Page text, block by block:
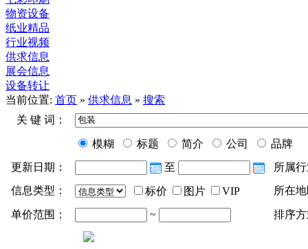
物资设备
纸业精品
行业视频
供求信息
展会信息
设备转让
当前位置: 首页 » 供求信息 » 搜索
关 键 词：
模糊 标题 简介 公司
品牌
更新日期：
至
所属
信息类型：
标价 图片 VIP 所在
单价范围： ~ 排序